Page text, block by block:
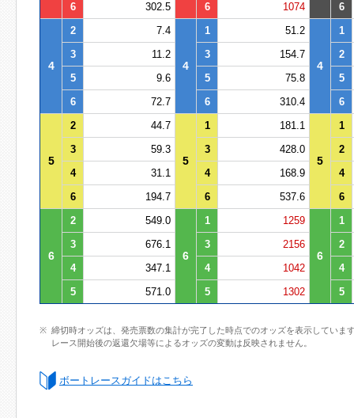
6
302.5 6 1074 6
4
2 7.4
4
1 51.2
4
1
3
11.2 3 154.7
2
5
9.6 5 75.8
5
6
72.7 6 310.4 6
5
2 44.7
5
1 181.1
5
1
3
59.3 3 428.0
2
4
31.1 4 168.9
4
6
194.7 6 537.6 6
6
2 549.0
6
1 1259
6
1
3
676.1 3 2156
2
4
347.1 4 1042
4
5
571.0 5 1302 5
締切時オッズは、発売票数の集計が完了した時点でのオッズを表示していま
レース開始後の返還欠場等によるオッズの変動は反映されません。
ボートレースガイドはこちら